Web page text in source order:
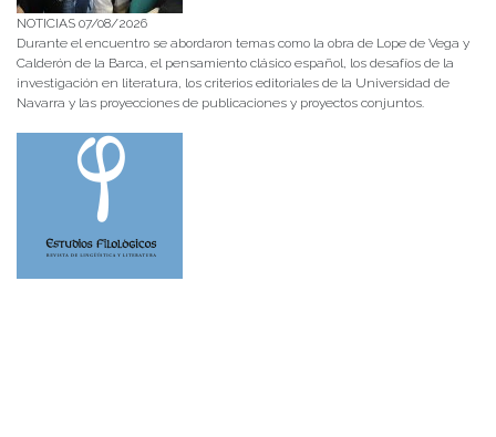
NOTICIAS 07/08/2026
Durante el encuentro se abordaron temas como la obra de Lope de Vega y
Calderón de la Barca, el pensamiento clásico español, los desafíos de la
investigación en literatura, los criterios editoriales de la Universidad de
Navarra y las proyecciones de publicaciones y proyectos conjuntos.